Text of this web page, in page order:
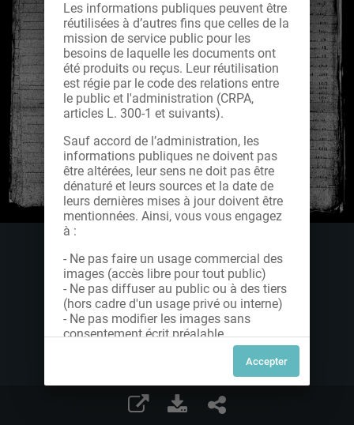
Les informations publiques peuvent être
réutilisées à d’autres fins que celles de la
mission de service public pour les
besoins de laquelle les documents ont
été produits ou reçus. Leur réutilisation
est régie par le code des relations entre
le public et l'administration (CRPA,
articles L. 300-1 et suivants).
Sauf accord de l’administration, les
informations publiques ne doivent pas
être altérées, leur sens ne doit pas être
dénaturé et leurs sources et la date de
leurs dernières mises à jour doivent être
mentionnées. Ainsi, vous vous engagez
à :
- Ne pas faire un usage commercial des
images (accès libre pour tout public)
- Ne pas diffuser au public ou à des tiers
(hors cadre d'un usage privé ou interne)
- Ne pas modifier les images sans
consentement écrit préalable
Dans le cas contraire, nous vous invitons
à nous contacter afin de solliciter le type
de Licence souhaitée parmi celles
proposées et le cas échéant, acquitter